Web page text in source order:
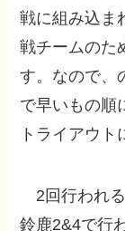
戦に組み込ま
戦チームのた
す。なので、
で早いもの順
トライアウト
2回行われる
鈴鹿2&4で行